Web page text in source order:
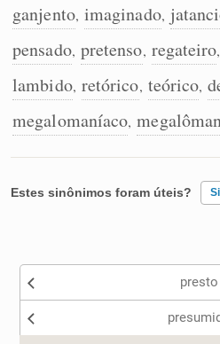
ganjento, imaginado,
pensado, pretenso, regateiro,
lambido, retórico, teórico,
megalomaníaco,
Estes sinônimos foram úteis?
Nenhum dos sinônimos presto